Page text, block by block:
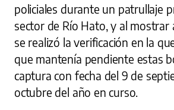
policiales durante un patrullaje
sector de Río Hato, y al mostrar
se realizó la verificación en la
que mantenía pendiente estas
captura con fecha del 9 de
octubre del año en curso.